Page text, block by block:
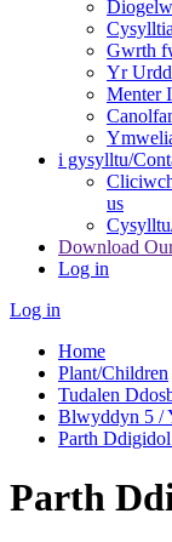
Gwrth
Yr Urdd
Menter
i gysylltu/
us
Download
Log in
Log in
Home
Plant/Children
Tudalen
Blwyddyn 5 /
Parth
Parth